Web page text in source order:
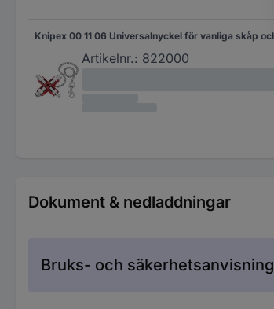
Artikelnr.: 822000
Dokument & nedladdningar
Bruks- och säkerhetsanvisning